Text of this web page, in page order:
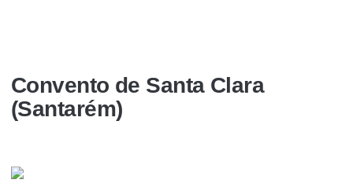
Convento de Santa Clara
(Santarém)